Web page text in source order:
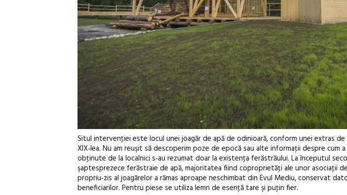
Situl intervenţiei este locul unei joagăr de apă de odinioară, conform unei extras
XIX‑lea. Nu am reuşit să descoperim poze de epocă sau alte informaţii despre
obţinute de la localnici s‑au rezumat doar la existenţa ferăstrăului. La începutul
şaptesprezece ferăstraie de apă, majoritatea fiind coproprietăţi ale unor asociaţii
propriu‑zis al joagărelor a rămas aproape neschimbat din Evul Mediu, conservat
beneficiarilor. Pentru piese se utiliza lemn de esenţă tare şi puţin fier.